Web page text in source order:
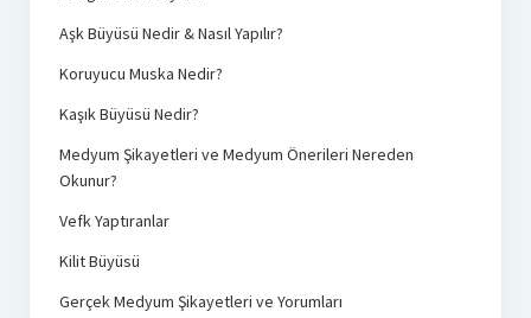
Aşk Büyüsü Nedir & Nasıl Yapılır?
Koruyucu Muska Nedir?
Kaşık Büyüsü Nedir?
Medyum Şikayetleri ve Medyum Önerileri Nereden
Okunur?
Vefk Yaptıranlar
Kilit Büyüsü
Gerçek Medyum Şikayetleri ve Yorumları